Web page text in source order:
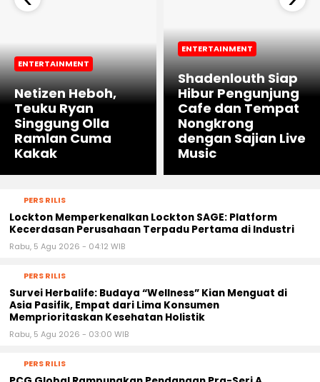
ENTERTAINMENT
Netizen Heboh,
Teuku Ryan
Singgung Olla
Ramlan Cuma
Kakak
ENTERTAINMENT
Shadenlouth Siap
Hibur Pengunjung
Cafe dan Tempat
Nongkrong
dengan Sajian Live
Music
PERS RILIS
Lockton Memperkenalkan Lockton SAGE: Platform
Kecerdasan Perusahaan Terpadu Pertama di Industri
Rabu, 5 Agu 2026 - 04:12 WIB
PERS RILIS
Survei Herbalife: Budaya “Wellness” Kian Menguat di
Asia Pasifik, Empat dari Lima Konsumen
Memprioritaskan Kesehatan Holistik
Rabu, 5 Agu 2026 - 03:00 WIB
PERS RILIS